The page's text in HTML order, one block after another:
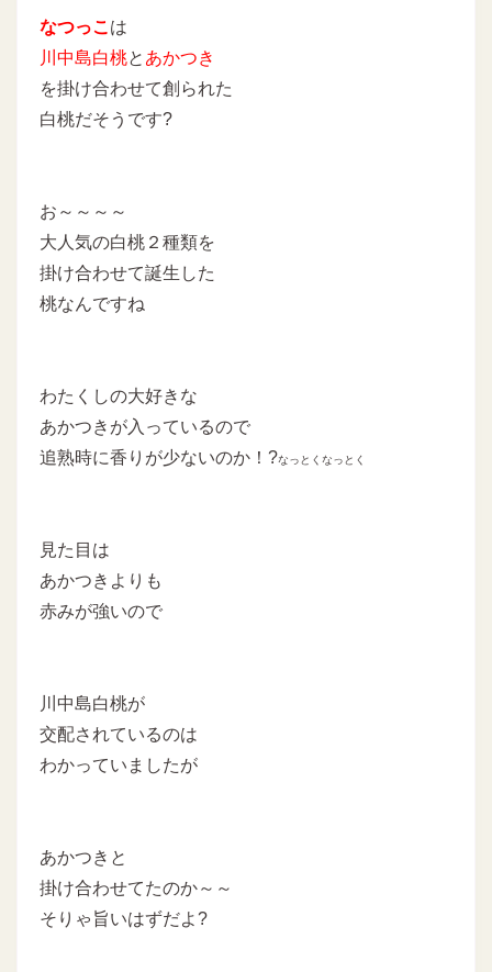
なつっこ は
川中島白桃と あかつき
を掛け合わせて創られた
白桃だそうです?
お～～～～
大人気の白桃２種類を
掛け合わせて誕生した
桃なんですね
わたくしの大好きな
あかつきが入っているので
追熟時に香りが少ないのか！?なっとくなっとく
見た目は
あかつきよりも
赤みが強いので
川中島白桃が
交配されているのは
わかっていましたが
あかつきと
掛け合わせてたのか～～
そりゃ旨いはずだよ?